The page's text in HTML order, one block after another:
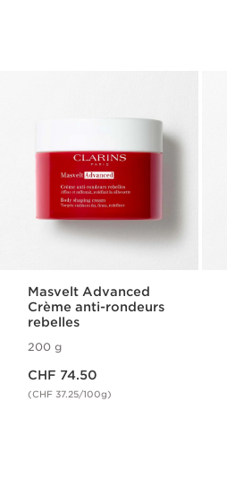
Masvelt Advanced
Crème anti-rondeurs
rebelles
200 g
CHF 74.50
(CHF 37.25/100g)